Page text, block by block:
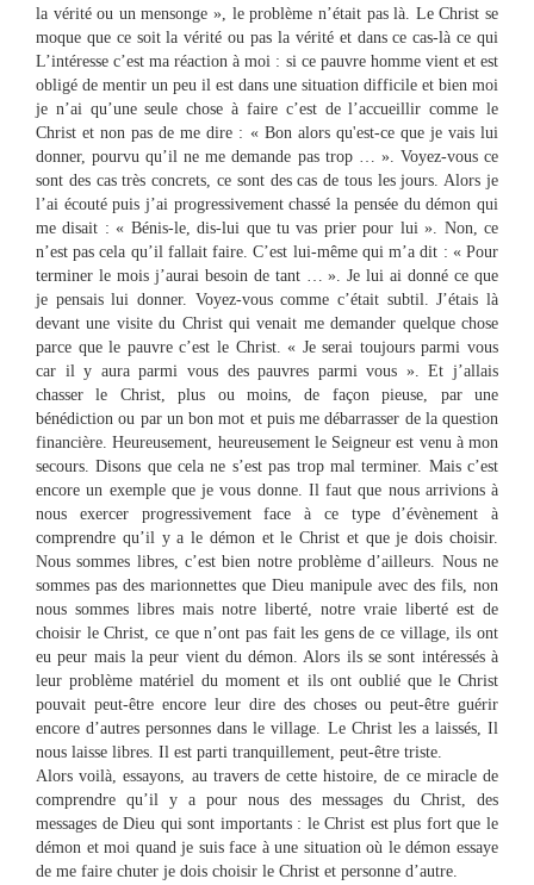
la vérité ou un mensonge », le problème n’était pas là. Le Christ se
moque que ce soit la vérité ou pas la vérité et dans ce cas-là ce qui
L’intéresse c’est ma réaction à moi : si ce pauvre homme vient et est
obligé de mentir un peu il est dans une situation difficile et bien moi
je n’ai qu’une seule chose à faire c’est de l’accueillir comme le
Christ et non pas de me dire : « Bon alors qu'est-ce que je vais lui
donner, pourvu qu’il ne me demande pas trop … ». Voyez-vous ce
sont des cas très concrets, ce sont des cas de tous les jours. Alors je
l’ai écouté puis j’ai progressivement chassé la pensée du démon qui
me disait : « Bénis-le, dis-lui que tu vas prier pour lui ». Non, ce
n’est pas cela qu’il fallait faire. C’est lui-même qui m’a dit : « Pour
terminer le mois j’aurai besoin de tant … ». Je lui ai donné ce que
je pensais lui donner. Voyez-vous comme c’était subtil. J’étais là
devant une visite du Christ qui venait me demander quelque chose
parce que le pauvre c’est le Christ. « Je serai toujours parmi vous
car il y aura parmi vous des pauvres parmi vous ». Et j’allais
chasser le Christ, plus ou moins, de façon pieuse, par une
bénédiction ou par un bon mot et puis me débarrasser de la question
financière. Heureusement, heureusement le Seigneur est venu à mon
secours. Disons que cela ne s’est pas trop mal terminer. Mais c’est
encore un exemple que je vous donne. Il faut que nous arrivions à
nous exercer progressivement face à ce type d’évènement à
comprendre qu’il y a le démon et le Christ et que je dois choisir.
Nous sommes libres, c’est bien notre problème d’ailleurs. Nous ne
sommes pas des marionnettes que Dieu manipule avec des fils, non
nous sommes libres mais notre liberté, notre vraie liberté est de
choisir le Christ, ce que n’ont pas fait les gens de ce village, ils ont
eu peur mais la peur vient du démon. Alors ils se sont intéressés à
leur problème matériel du moment et ils ont oublié que le Christ
pouvait peut-être encore leur dire des choses ou peut-être guérir
encore d’autres personnes dans le village. Le Christ les a laissés, Il
nous laisse libres. Il est parti tranquillement, peut-être triste.
Alors voilà, essayons, au travers de cette histoire, de ce miracle de
comprendre qu’il y a pour nous des messages du Christ, des
messages de Dieu qui sont importants : le Christ est plus fort que le
démon et moi quand je suis face à une situation où le démon essaye
de me faire chuter je dois choisir le Christ et personne d’autre.